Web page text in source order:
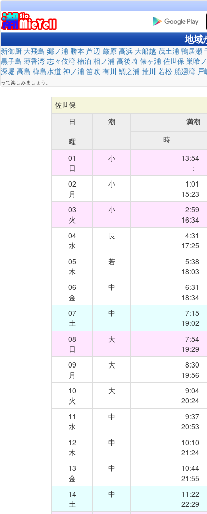
地域
新御厨 大飛島 郷ノ浦 勝本 芦辺 厳原 高浜 大船越 茂土浦 鴨居瀬
黒子島 薄香湾 志々伎湾 楠泊 相ノ浦 高後埼 俵ヶ浦 佐世保 巣喰
深堀 高島 樺島水道 神ノ浦 笛吹 有川 鯛之浦 荒川 若松 船廻湾 戸
って楽しみましょう。
佐世保
日
曜
潮 満潮
時
01
日
小
13:54
--:--
02
月
小
1:01
15:23
03
火
小
2:59
16:34
04
水
長
4:31
17:25
05
木
若
5:38
18:03
06
金
中
6:31
18:34
07
土
中
7:15
19:02
08
日
大
7:54
19:29
09
月
大
8:30
19:56
10
火
大
9:04
20:24
11
水
中
9:37
20:53
12
木
中
10:10
21:24
13
金
中
10:44
21:55
14
土
中
11:22
22:29